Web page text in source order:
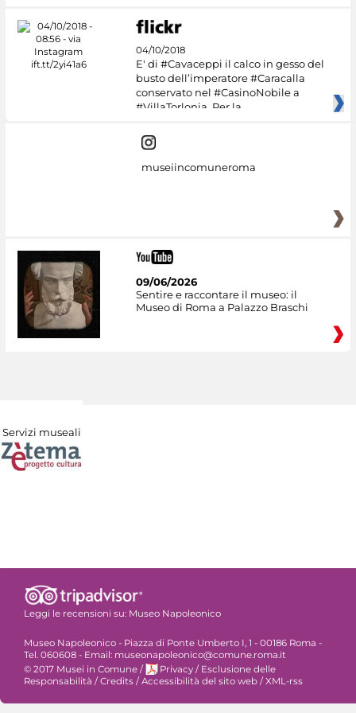
04/10/2018
E' di #Cavaceppi il calco in gesso del
busto dell’imperatore #Caracalla
conservato nel #CasinoNobile a
#VillaTorlonia. Per la
museiincomuneroma
09/06/2026
Sentire e raccontare il museo: il
Museo di Roma a Palazzo Braschi
Servizi museali
Leggi le recensioni su: Museo Napoleonico
Museo Napoleonico - Piazza di Ponte Umberto I, 1 - 00186 Roma -
Tel. 060608 - Email: museonapoleonico@comune.roma.it
© 2017 Musei in Comune / Privacy / Esclusione delle
Responsabilità /Credits /Accessibilità del sito web /XML-rss